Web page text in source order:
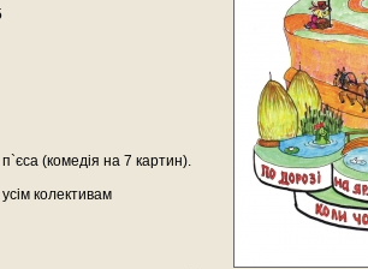
(комедія на 7 картин).
колективам